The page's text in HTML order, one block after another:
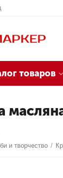
товаров
и творчество /